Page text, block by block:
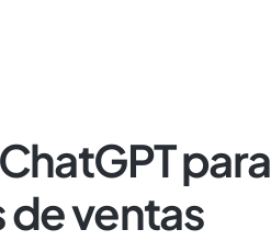
para
ventas